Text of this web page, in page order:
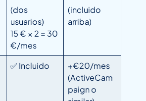
(dos
usuarios)
15 € × 2 = 30
€/mes
(incluido
arriba)
✅ Incluido
+€20/mes
(ActiveCam
paign o